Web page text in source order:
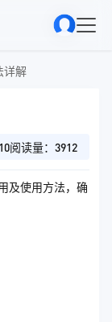
详解
阅读量：3912
及使用方法，确